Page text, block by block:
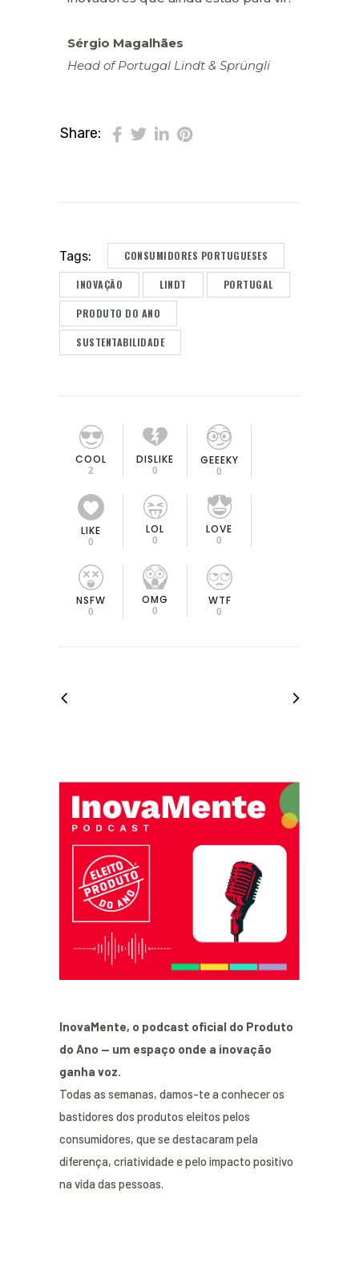
Sérgio Magalhães
Head of Portugal Lindt & Sprüngli
Share:
Tags: CONSUMIDORES PORTUGUESES
INOVAÇÃO LINDT PORTUGAL
PRODUTO DO ANO
SUSTENTABILIDADE
COOL
2
DISLIKE
0
GEEEKY
0
LIKE
0
LOL
0
LOVE
0
NSFW
0
OMG
0
WTF
0
InovaMente, o podcast oficial do Produto
do Ano — um espaço onde a inovação
ganha voz.
Todas as semanas, damos-te a conhecer os
bastidores dos produtos eleitos pelos
consumidores, que se destacaram pela
diferença, criatividade e pelo impacto positivo
na vida das pessoas.